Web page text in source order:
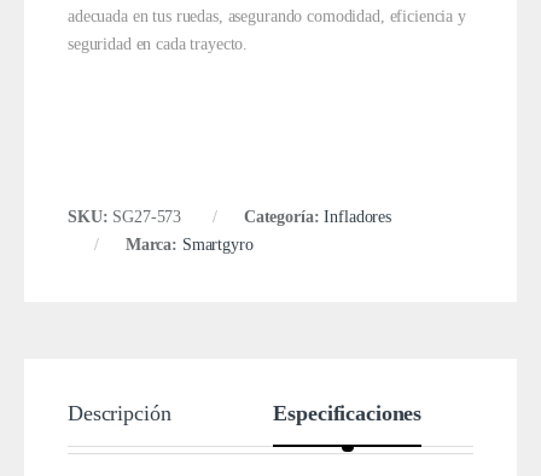
adecuada en tus ruedas, asegurando comodidad, eficiencia y
seguridad en cada trayecto.
SKU: SG27-573 Categoría:Infladores
Marca: Smartgyro
Descripción Especificaciones